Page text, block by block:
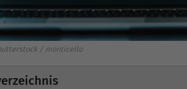
/ monticello